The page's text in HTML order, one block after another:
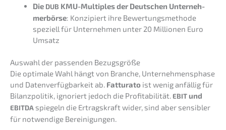
Die DUB KMU-Multi­ples der Deutschen Unter­neh­
mer­bör­se: Konzi­piert ihre Bewer­tungs­me­tho­de
spezi­ell für Unter­neh­men unter 20 Millio­nen Euro
Umsatz
Auswahl der passen­den Bezugsgröße
Die optima­le Wahl hängt von Branche, Unter­neh­mens­pha­se
und Daten­ver­füg­bar­keit ab. Fattu­ra­to ist wenig anfäl­lig für
Bilanz­po­li­tik, ignoriert jedoch die Profi­ta­bi­li­tät. EBIT und
EBITDAspiegeln die Ertrags­kraft wider, sind aber sensi­bler
für notwen­di­ge Bereinigungen.